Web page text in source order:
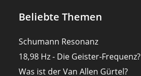
Beliebte Themen
Schumann Resonanz
18,98 Hz - Die Geister-Frequenz?
Was ist der Van Allen Gürtel?